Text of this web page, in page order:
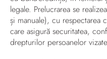
legale. Prelucrarea se
și manuale), cu
care asigură securitatea,
drepturilor persoanelor